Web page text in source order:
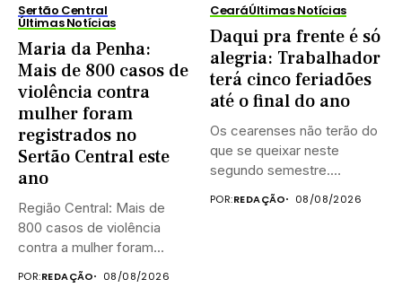
Sertão Central
Últimas Notícias
Maria da Penha:
Mais de 800 casos de
violência contra
mulher foram
registrados no
Sertão Central este
ano
Região Central: Mais de
800 casos de violência
contra a mulher foram...
POR:REDAÇÃO 08/08/2026
CearáÚltimas Notícias
Daqui pra frente é só
alegria: Trabalhador
terá cinco feriadões
até o final do ano
Os cearenses não terão do
que se queixar neste
segundo semestre.
POR:REDAÇÃO 08/08/2026